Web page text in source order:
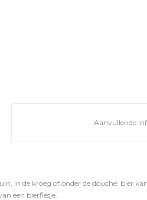
Aanvullende
in de kroeg of onder de douche: bier
een bierflesje.